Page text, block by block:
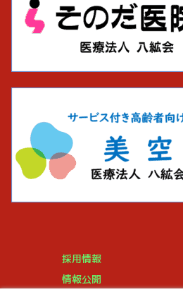
採用情報
情報公開